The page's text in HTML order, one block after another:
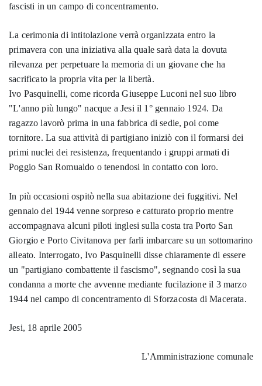
fascisti in un campo di concentramento.
La cerimonia di intitolazione verrà organizzata entro la
primavera con una iniziativa alla quale sarà data la dovuta
rilevanza per perpetuare la memoria di un giovane che ha
sacrificato la propria vita per la libertà.
Ivo Pasquinelli, come ricorda Giuseppe Luconi nel suo libro
"L'anno più lungo" nacque a Jesi il 1° gennaio 1924. Da
ragazzo lavorò prima in una fabbrica di sedie, poi come
tornitore. La sua attività di partigiano iniziò con il formarsi dei
primi nuclei dei resistenza, frequentando i gruppi armati di
Poggio San Romualdo o tenendosi in contatto con loro.
In più occasioni ospitò nella sua abitazione dei fuggitivi. Nel
gennaio del 1944 venne sorpreso e catturato proprio mentre
accompagnava alcuni piloti inglesi sulla costa tra Porto San
Giorgio e Porto Civitanova per farli imbarcare su un sottomarino
alleato. Interrogato, Ivo Pasquinelli disse chiaramente di essere
un "partigiano combattente il fascismo", segnando così la sua
condanna a morte che avvenne mediante fucilazione il 3 marzo
1944 nel campo di concentramento di Sforzacosta di Macerata.
Jesi, 18 aprile 2005
L'Amministrazione comunale